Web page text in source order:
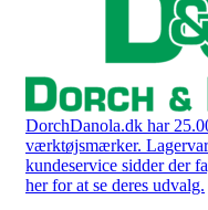
DorchDanola.dk har
værktøjsmærker.
kundeservice sidder der
her for at se deres udvalg.